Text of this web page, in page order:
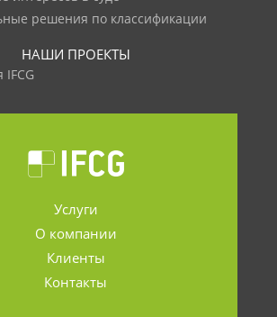
решения по классификации
НАШИ ПРОЕКТЫ
Услуги
О компании
Клиенты
Контакты